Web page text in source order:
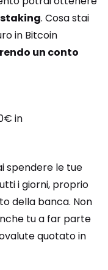
staking. Cosa stai
in Bitcoin
un conto
in
spendere le tue
i giorni, proprio
della banca. Non
tu a far parte
quotato in